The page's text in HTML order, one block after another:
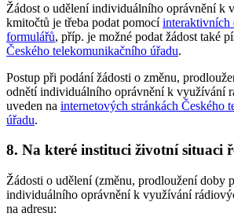
Žádost o udělení individuálního oprávnění k
kmitočtů je třeba podat pomocíinteraktivních
formulářů, příp. je možné podat žádost také
Českého telekomunikačního úřadu.
Postup při podání žádosti o změnu,
odnětí individuálního oprávnění k využívání
uveden na internetových stránkách Českého
úřadu.
8. Na které instituci životní situaci
Žádosti o udělení (změnu, prodloužení doby
individuálního oprávnění k využívání
na adresu: